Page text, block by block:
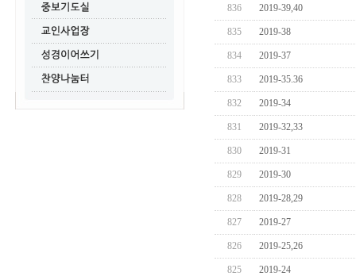
836 2019-39,40
835 2019-38
834 2019-37
833 2019-35.36
832 2019-34
831 2019-32,33
830 2019-31
829 2019-30
828 2019-28,29
827 2019-27
826 2019-25,26
825 2019-24